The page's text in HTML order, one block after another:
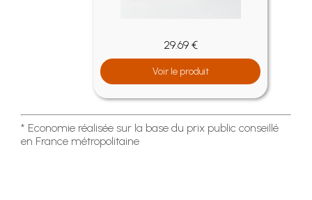
29.69 €
Voir le produit
* Economie réalisée sur la base du prix public conseillé
en France métropolitaine